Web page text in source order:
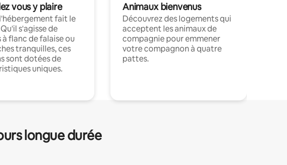
vous y plaire
fait le
s'agisse de
à flanc de falaise ou
tranquilles, ces
sont dotées de
uniques.
Animaux bienvenus
Découvrez des logements qui
acceptent les animaux de
compagnie pour emmener
votre compagnon à quatre
pattes.
longue durée